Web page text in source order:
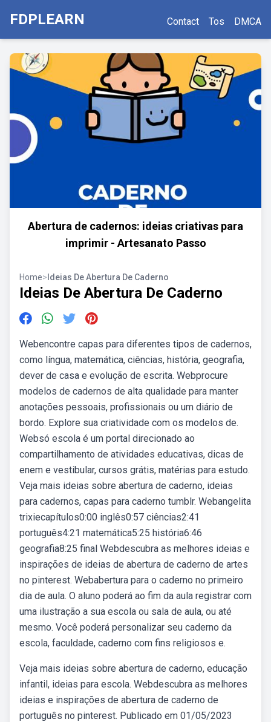
FDPLEARN Contact Tos DMCA
Abertura de cadernos: ideias criativas para
imprimir - Artesanato Passo
Home> Ideias De Abertura De Caderno
Ideias De Abertura De Caderno
Webencontre capas para diferentes tipos de cadernos,
como língua, matemática, ciências, história, geografia,
dever de casa e evolução de escrita. Webprocure
modelos de cadernos de alta qualidade para manter
anotações pessoais, profissionais ou um diário de
bordo. Explore sua criatividade com os modelos de.
Websó escola é um portal direcionado ao
compartilhamento de atividades educativas, dicas de
enem e vestibular, cursos grátis, matérias para estudo.
Veja mais ideias sobre abertura de caderno, ideias
para cadernos, capas para caderno tumblr. Webangelita
trixiecapítulos0:00 inglês0:57 ciências2:41
português4:21 matemática5:25 história6:46
geografia8:25 final Webdescubra as melhores ideias e
inspirações de ideias de abertura de caderno de artes
no pinterest. Webabertura para o caderno no primeiro
dia de aula. O aluno poderá ao fim da aula registrar com
uma ilustração a sua escola ou sala de aula, ou até
mesmo. Você poderá personalizar seu caderno da
escola, faculdade, caderno com fins religiosos e.
Veja mais ideias sobre abertura de caderno, educação
infantil, ideias para escola. Webdescubra as melhores
ideias e inspirações de abertura de caderno de
português no pinterest. Publicado em 01/05/2023